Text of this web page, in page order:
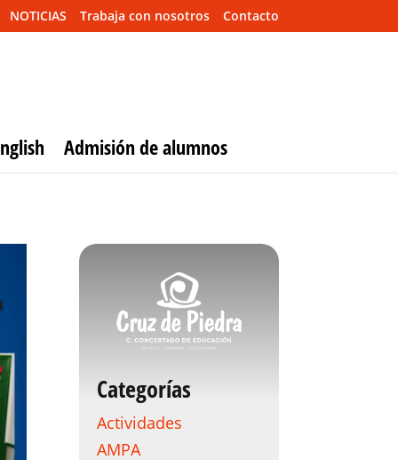
NOTICIAS Trabaja con nosotros Contacto
Admisión de alumnos
Categorías
Actividades
AMPA